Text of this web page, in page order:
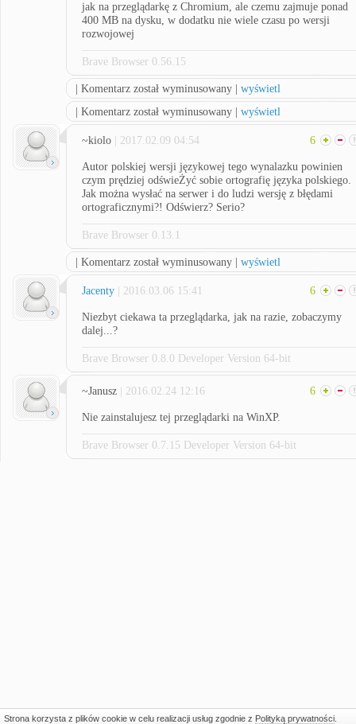
jak na przeglądarkę z Chromium, ale czemu zajmuje ponad
400 MB na dysku, w dodatku nie wiele czasu po wersji
rozwojowej
Brave Browser 0.56.15
| Komentarz został wyminusowany | wyświetl
| Komentarz został wyminusowany | wyświetl
~kiolo | 2017.02.09 04:54 6
Autor polskiej wersji językowej tego wynalazku powinien
czym prędziej odświeŻyć sobie ortografię języka polskiego.
Jak można wysłać na serwer i do ludzi wersję z błędami
ortograficznymi?! Odświerz? Serio?
Brave Browser 0.13.1
| Komentarz został wyminusowany | wyświetl
Jacenty | 2016.03.06 15:41 6
Niezbyt ciekawa ta przeglądarka, jak na razie, zobaczymy
dalej...?
Brave Browser 0.8.0 Developer Version 64-bit
~Janusz | 2016.02.24 12:16 6
Nie zainstalujesz tej przeglądarki na WinXP.
Brave Browser 0.7.15 Developer Version 64-bit
Strona korzysta z plików cookie w celu realizacji usług zgodnie z Polityką prywatności.